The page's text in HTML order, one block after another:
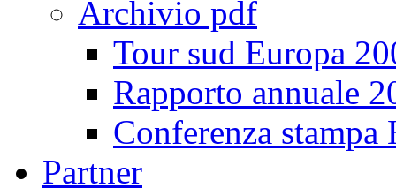
Archivio pdf
Tour sud Europa
Rapporto annuale
Conferenza
Partner